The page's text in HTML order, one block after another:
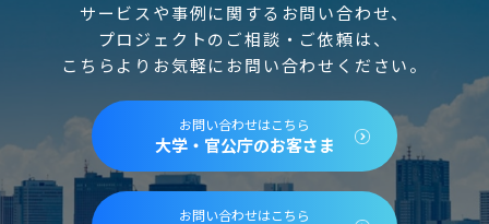
サービスや事例に関するお問い合わせ、
プロジェクトのご相談・ご依頼は、
こちらよりお気軽にお問い合わせください。
お問い合わせはこちら
大学・官公庁のお客さま
お問い合わせはこちら